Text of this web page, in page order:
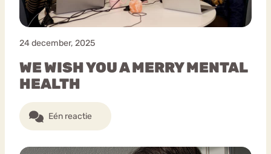
24 december, 2025
WE WISH YOU A MERRY MENTAL
HEALTH
Eén reactie